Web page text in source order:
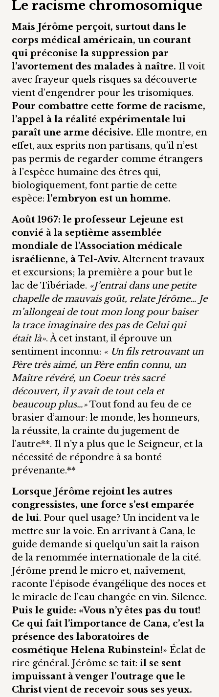
Le racisme chromosomique
Mais Jérôme perçoit, surtout dans le
corps médical américain, un courant
qui préconise la suppression par
l’avortement des malades à naître. Il voit
avec frayeur quels risques sa découverte
vient d’engendrer pour les trisomiques.
Pour combattre cette forme de racisme,
l’appel à la réalité expérimentale lui
paraît une arme décisive. Elle montre, en
effet, aux esprits non partisans, qu’il n’est
pas permis de regarder comme étrangers
à l’espèce humaine des êtres qui,
biologiquement, font partie de cette
espèce: l’embryon est un homme.
Août 1967: le professeur Lejeune est
convié à la septième assemblée
mondiale de l’Association médicale
israélienne, à Tel-Aviv. Alternent travaux
et excursions; la première a pour but le
lac de Tibériade. «J’entrai dans une petite
chapelle de mauvais goût, relate Jérôme… Je
m’allongeai de tout mon long pour baiser
la trace imaginaire des pas de Celui qui
était là». À cet instant, il éprouve un
sentiment inconnu: « Un fils retrouvant un
Père très aimé, un Père enfin connu, un
Maître révéré, un Coeur très sacré
découvert, il y avait de tout cela et
beaucoup plus…»Tout fond au feu de ce
brasier d’amour: le monde, les honneurs,
la réussite, la crainte du jugement de
l’autre**. Il n’y a plus que le Seigneur, et la
nécessité de répondre à sa bonté
prévenante.**
Lorsque Jérôme rejoint les autres
congressistes, une force s’est emparée
de lui. Pour quel usage? Un incident va le
mettre sur la voie. En arrivant à Cana, le
guide demande si quelqu’un sait la raison
de la renommée internationale de la cité.
Jérôme prend le micro et, naïvement,
raconte l’épisode évangélique des noces et
le miracle de l’eau changée en vin. Silence.
Puis le guide: «Vous n’y êtes pas du tout!
Ce qui fait l’importance de Cana, c’est la
présence des laboratoires de
cosmétique Helena Rubinstein!» Éclat de
rire général. Jérôme se tait: il se sent
impuissant à venger l’outrage que le
Christ vient de recevoir sous ses yeux.